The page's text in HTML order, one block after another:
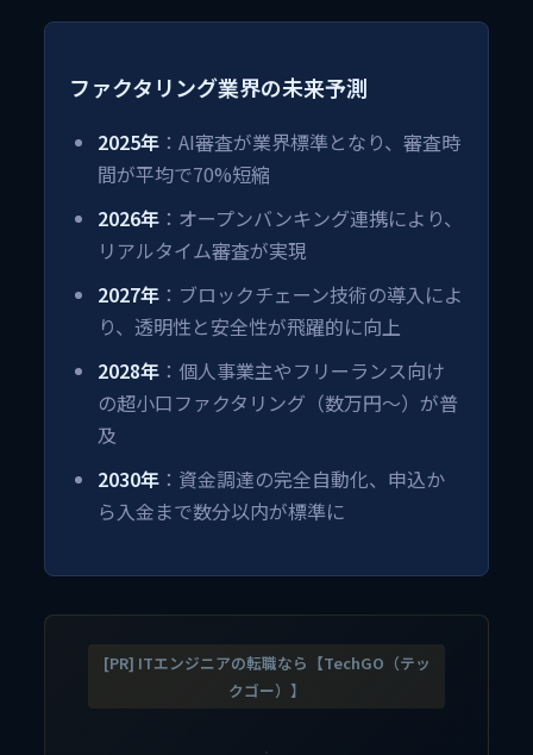
ファクタリング業界の未来予測
2025年 ：AI審査が業界標準となり、審査時
間が平均で70%短縮
2026年 ：オープンバンキング連携により、
リアルタイム審査が実現
2027年 ：ブロックチェーン技術の導入によ
り、透明性と安全性が飛躍的に向上
2028年 ：個人事業主やフリーランス向け
の超小口ファクタリング（数万円〜）が普
及
2030年 ：資金調達の完全自動化、申込か
ら入金まで数分以内が標準に
[PR] ITエンジニアの転職なら【TechGO（テッ
クゴー）】